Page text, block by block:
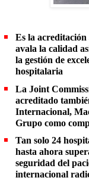
Es la
avala la calidad
la gestión de
hospitalaria
La Joint
acreditado
Internacional,
Grupo como
Tan solo 24
hasta ahora
seguridad del
internacional